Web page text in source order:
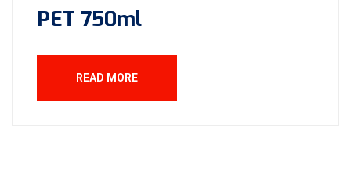
PET 750ml
READ MORE